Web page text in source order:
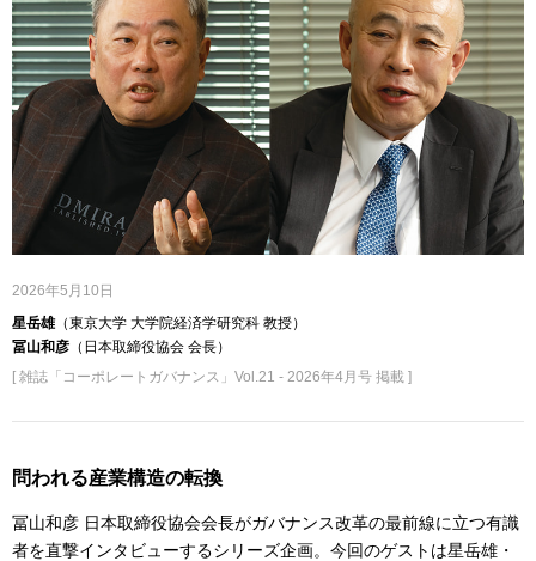
2026年5月10日
星岳雄（東京大学 大学院経済学研究科 教授）
冨山和彦 （日本取締役協会 会長）
[ 雑誌「コーポレートガバナンス」Vol.21 - 2026年4月号 掲載 ]
問われる産業構造の転換
冨山和彦 日本取締役協会会長がガバナンス改革の最前線に立つ有識
者を直撃インタビューするシリーズ企画。今回のゲストは星岳雄・